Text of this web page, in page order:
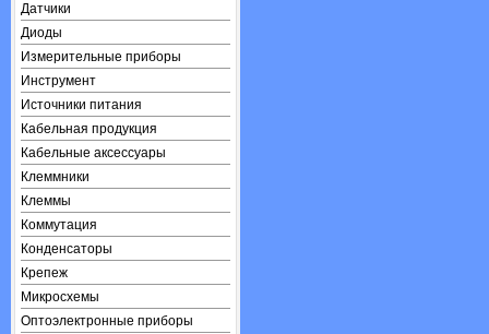
Датчики
Диоды
Измерительные приборы
Инструмент
Источники питания
Кабельная продукция
Кабельные аксессуары
Клеммники
Клеммы
Коммутация
Конденсаторы
Крепеж
Микросхемы
Оптоэлектронные приборы